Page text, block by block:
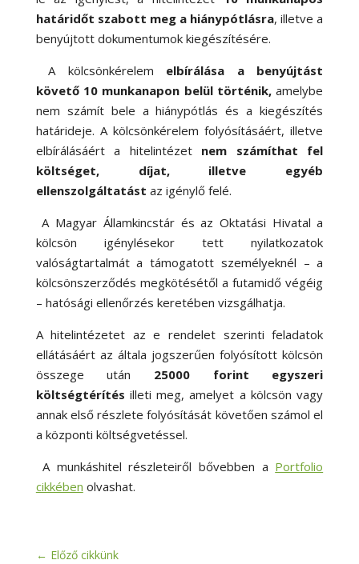
határidőt szabott meg a hiánypótlásra, illetve a
benyújtott dokumentumok kiegészítésére.
A kölcsönkérelem elbírálása a benyújtást
követő 10 munkanapon belül történik,amelybe
nem számít bele a hiánypótlás és a kiegészítés
határideje. A kölcsönkérelem folyósításáért, illetve
elbírálásáért a hitelintézet nem számíthat fel
költséget, díjat, illetve egyéb
ellenszolgáltatást az igénylő felé.
A Magyar Államkincstár és az Oktatási Hivatal a
kölcsön igénylésekor tett nyilatkozatok
valóságtartalmát a támogatott személyeknél – a
kölcsönszerződés megkötésétől a futamidő végéig
– hatósági ellenőrzés keretében vizsgálhatja.
A hitelintézetet az e rendelet szerinti feladatok
ellátásáért az általa jogszerűen folyósított kölcsön
összege után 25000 forint egyszeri
költségtérítés illeti meg, amelyet a kölcsön vagy
annak első részlete folyósítását követően számol el
a központi költségvetéssel.
A munkáshitel részleteiről bővebben a Portfolio
cikkében olvashat.
← Előző cikkünk